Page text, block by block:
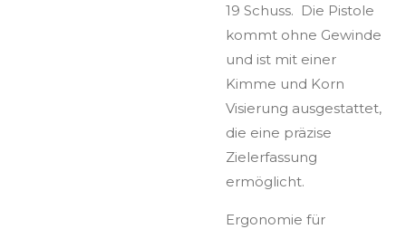
19 Schuss. Die Pistole
kommt ohne Gewinde
und ist mit einer
Kimme und Korn
Visierung ausgestattet,
die eine präzise
Zielerfassung
ermöglicht.
Ergonomie für